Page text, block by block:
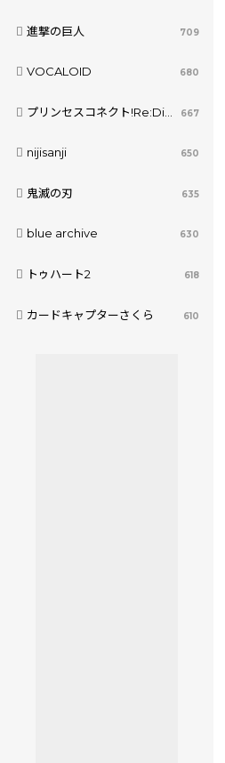
進撃の巨人 709
VOCALOID 680
プリンセスコネクト!Re:Dive 667
nijisanji 650
鬼滅の刃 635
blue archive 630
トゥハート2 618
カードキャプターさくら 610